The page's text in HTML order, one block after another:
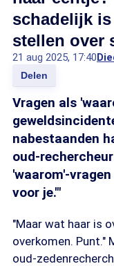
schadelijk
stellen over
21 aug 2025, 17:40
Delen
Vragen als
nabestaanden
oud-
'waarom'-
voor je.'"
"Maar wat haar is
overkomen. Punt."
oud-